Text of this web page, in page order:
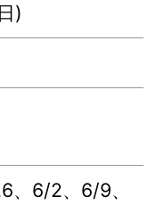
)
、6/2、6/9、